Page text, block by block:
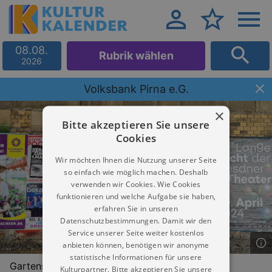
08.08.
2026 Rubrik wählen
Volksbank Pirna e.G.
Gartenstr. 36
×
Bitte akzeptieren Sie unsere
Cookies
Wir möchten Ihnen die Nutzung unserer Seite
so einfach wie möglich machen. Deshalb
verwenden wir Cookies. Wie Cookies
funktionieren und welche Aufgabe sie haben,
erfahren Sie in unseren
Datenschutzbestimmungen. Damit wir den
Service unserer Seite weiter kostenlos
anbieten können, benötigen wir anonyme
statistische Informationen für unsere
Kulturpartner. Bitte akzeptieren Sie unsere